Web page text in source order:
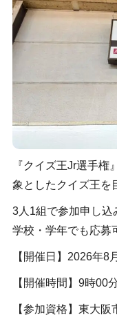
『クイズ王Jr選手
象としたクイズ王を
3人1組で参加申し込
学校・学年でも応募
【開催日】2026年8
【開催時間】9時00
【参加資格】東大